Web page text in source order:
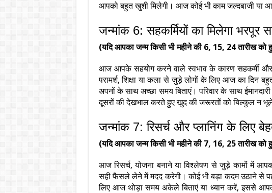
आपको बहुत खुशी मिलेगी। आज कोई भी काम जल्दबाजी
जन्मांक 6: सहकर्मियों का मिलेगा भरपूर
(यदि आपका जन्म किसी भी महीने की 6, 15, 24 तारीख को
आज आपके सहयोग करने वाले स्वभाव के कारण सहकर्मी
परामर्श, शिक्षा या कला से जुड़े लोगों के लिए आज का दिन
अपनों के साथ अच्छा समय बिताएं। परिवार के साथ
दूसरों की देखभाल करते हुए खुद की जरूरतों को बिल्कुल न
जन्मांक 7: रिसर्च और प्लानिंग के लिए
(यदि आपका जन्म किसी भी महीने की 7, 16, 25 तारीख को
आज रिसर्च, योजना बनाने या विश्लेषण से जुड़े कामों में
सही फैसले लेने में मदद करेगी। कोई भी बड़ा कदम उठाने से
लिए आज थोड़ा समय अकेले बिताएं या ध्यान करें, इससे